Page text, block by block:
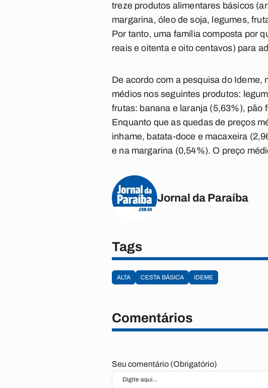
treze produtos alimentares básicos
margarina, óleo de soja, legumes,
Por tanto, uma família composta por
reais e oitenta e oito centavos) para
De acordo com a pesquisa do
médios nos seguintes produtos:
frutas: banana e laranja (5,63%), pão
Enquanto que as quedas de preços
inhame, batata-doce e macaxeira
e na margarina (0,54%). O preço
Jornal da Paraíba
Tags
ALTA CESTA BÁSICA IDEME
Comentários
Seu comentário (Obrigatório)